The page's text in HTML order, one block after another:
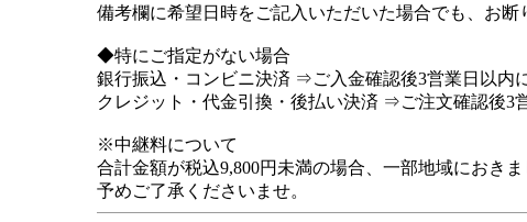
備考欄に希望日時をご記入いただいた場合でも、お断
◆特にご指定がない場合
銀行振込・コンビニ決済 ⇒ご入金確認後3営業日以内
クレジット・代金引換・後払い決済 ⇒ご注文確認後3
※中継料について
合計金額が税込9,800円未満の場合、一部地域におき
予めご了承くださいませ。